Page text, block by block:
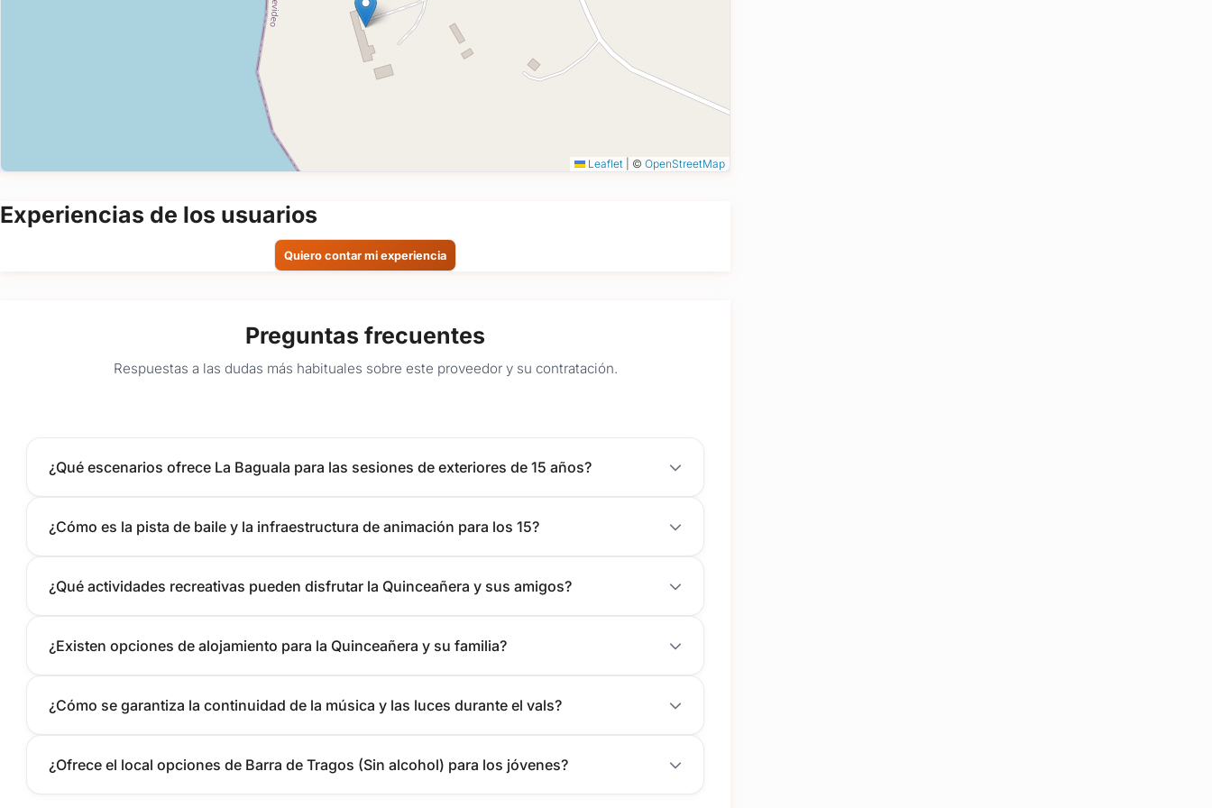
Leaflet © OpenStreetMap
Experiencias de los usuarios
Quiero contar mi experiencia
Preguntas frecuentes
Respuestas a las dudas más habituales sobre este proveedor y su contratación.
¿Qué escenarios ofrece La Baguala para las sesiones de exteriores de 15 años?
¿Cómo es la pista de baile y la infraestructura de animación para los 15?
¿Qué actividades recreativas pueden disfrutar la Quinceañera y sus amigos?
¿Existen opciones de alojamiento para la Quinceañera y su familia?
¿Cómo se garantiza la continuidad de la música y las luces durante el vals?
¿Ofrece el local opciones de Barra de Tragos (Sin alcohol) para los jóvenes?